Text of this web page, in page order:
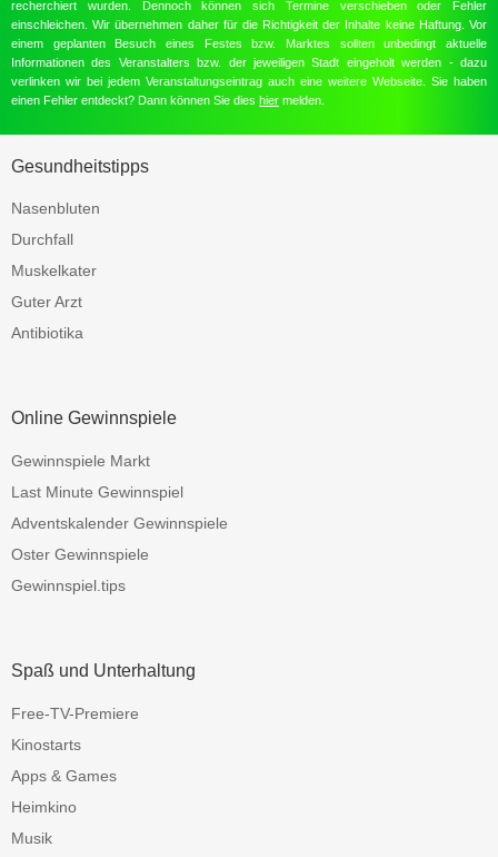
recherchiert wurden. Dennoch können sich Termine verschieben oder Fehler
einschleichen. Wir übernehmen daher für die Richtigkeit der Inhalte keine Haftung. Vor
einem geplanten Besuch eines Festes bzw. Marktes sollten unbedingt aktuelle
Informationen des Veranstalters bzw. der jeweiligen Stadt eingeholt werden - dazu
verlinken wir bei jedem Veranstaltungseintrag auch eine weitere Webseite. Sie haben
einen Fehler entdeckt? Dann können Sie dies hier melden.
Gesundheitstipps
Nasenbluten
Durchfall
Muskelkater
Guter Arzt
Antibiotika
Online Gewinnspiele
Gewinnspiele Markt
Last Minute Gewinnspiel
Adventskalender Gewinnspiele
Oster Gewinnspiele
Gewinnspiel.tips
Spaß und Unterhaltung
Free-TV-Premiere
Kinostarts
Apps & Games
Heimkino
Musik